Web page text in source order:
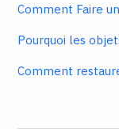
Comment Faire
Pourquoi les
Comment